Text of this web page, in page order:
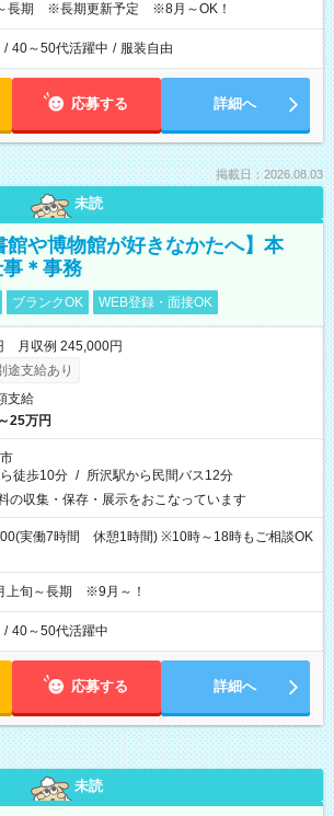
長期 ※長期更新予定 ※8月～OK！
/ 40～50代活躍中 / 服装自由
応募する 詳細へ
掲載日：2026.08.03
未読
館や博物館が好きなかたへ】本
＊事務
ブランクOK WEB登録・面接OK
月収例 245,000円
途支給あり
支給
25万円
徒歩10分 / 所沢駅から民間バス12分
の収集・保存・展示をおこなっています
実働7時間 休憩1時間) ※10時～18時もご相談OK
上旬～長期 ※9月～！
/ 40～50代活躍中
応募する 詳細へ
未読